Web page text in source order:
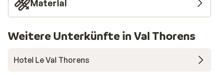
Material
Weitere Unterkünfte in Val Thorens
Hotel Le Val Thorens